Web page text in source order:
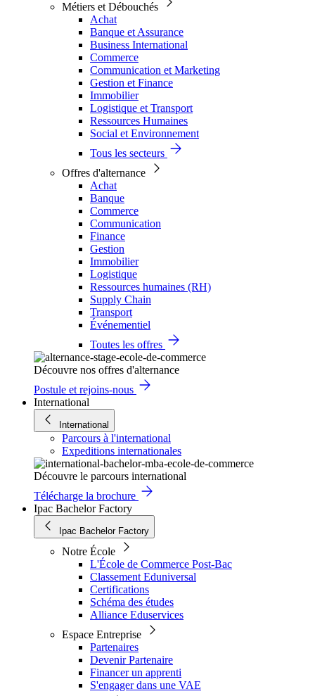
Métiers et Débouchés
Achat
Banque et Assurance
Business International
Commerce
Communication et Marketing
Gestion et Finance
Immobilier
Logistique et Transport
Ressources Humaines
Social et Environnement
Tous les secteurs
Offres d'alternance
Achat
Banque
Commerce
Communication
Finance
Gestion
Immobilier
Logistique
Ressources humaines (RH)
Supply Chain
Transport
Événementiel
Toutes les offres
Découvre nos offres d'alternance
Postule et rejoins-nous
International
International
Parcours à l'international
Expeditions internationales
Découvre le parcours international
Télécharge la brochure
Ipac Bachelor Factory
Ipac Bachelor Factory
Notre École
L'École de Commerce Post-Bac
Classement Eduniversal
Certifications
Schéma des études
Alliance Eduservices
Espace Entreprise
Partenaires
Devenir Partenaire
Financer un apprenti
S'engager dans une VAE